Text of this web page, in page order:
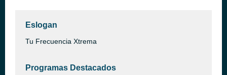
Eslogan
Tu Frecuencia Xtrema
Programas Destacados